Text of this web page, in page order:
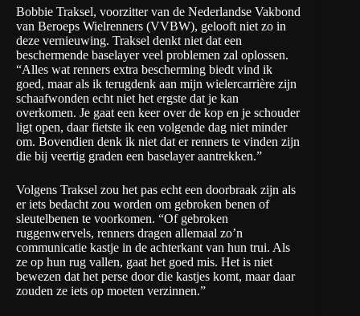
Bobbie Traksel, voorzitter van de Nederlandse Vakbond
van Beroeps Wielrenners (VVBW), gelooft niet zo in
deze vernieuwing. Traksel denkt niet dat een
beschermende baselayer veel problemen zal oplossen.
“Alles wat renners extra bescherming biedt vind ik
goed, maar als ik terugdenk aan mijn wielercarrière zijn
schaafwonden echt niet het ergste dat je kan
overkomen. Je gaat een keer over de kop en je schouder
ligt open, daar fietste ik een volgende dag niet minder
om. Bovendien denk ik niet dat er renners te vinden zijn
die bij veertig graden een baselayer aantrekken.”
Volgens Traksel zou het pas echt een doorbraak zijn als
er iets bedacht zou worden om gebroken benen of
sleutelbenen te voorkomen. “Of gebroken
ruggenwervels, renners dragen allemaal zo’n
communicatie kastje in de achterkant van hun trui. Als
ze op hun rug vallen, gaat het goed mis. Het is niet
bewezen dat het perse door die kastjes komt, maar daar
zouden ze iets op moeten verzinnen.”